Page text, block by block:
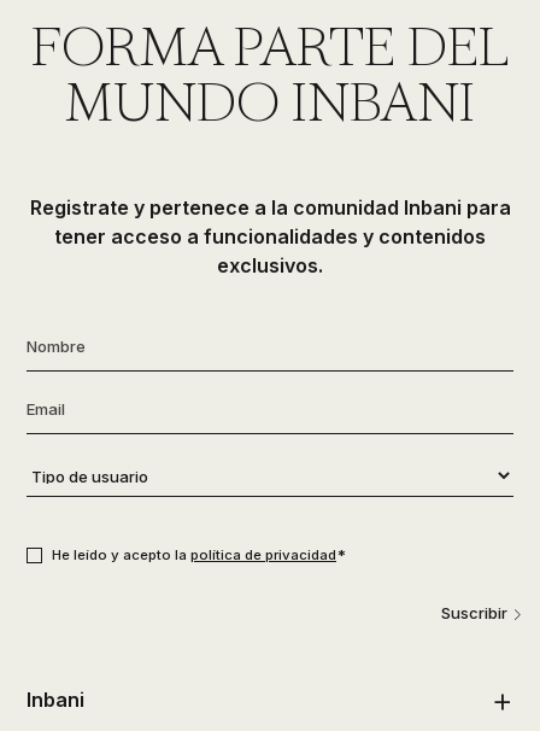
ducha,
accesorios…
FORMA PARTE DEL
MUNDO INBANI
Registrate y pertenece a la comunidad Inbani para
tener acceso a funcionalidades y contenidos
exclusivos.
Nombre
Email
Tipo
de
He leído y acepto la política de privacidad*
Suscribir
Inbani